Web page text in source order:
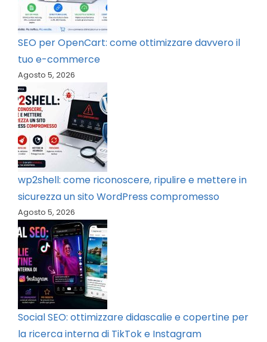
SEO per OpenCart: come ottimizzare davvero il
tuo e-commerce
Agosto 5, 2026
wp2shell: come riconoscere, ripulire e mettere in
sicurezza un sito WordPress compromesso
Agosto 5, 2026
Social SEO: ottimizzare didascalie e copertine per
la ricerca interna di TikTok e Instagram